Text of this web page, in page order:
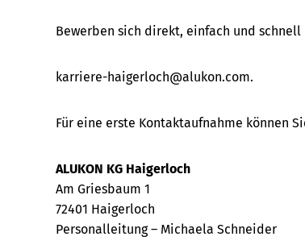
Bewerben sich direkt, einfach und
karriere-haigerloch@alukon.com.
Für eine erste Kontaktaufnahme können
ALUKON KG Haigerloch
Am Griesbaum 1
72401 Haigerloch
Personalleitung – Michaela Schneider